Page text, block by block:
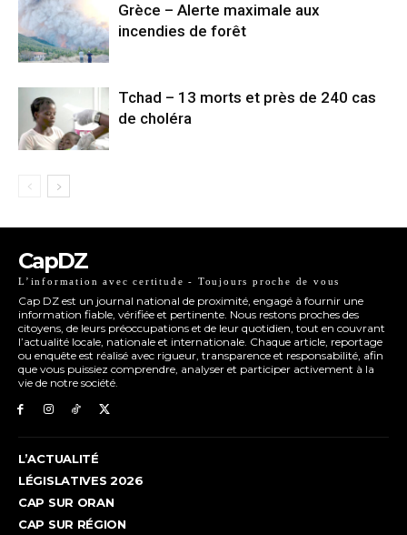
Grèce – Alerte maximale aux
incendies de forêt
Tchad – 13 morts et près de 240 cas
de choléra
CapDZ
L’information avec certitude - Toujours proche de vous
Cap DZ est un journal national de proximité, engagé à fournir une
information fiable, vérifiée et pertinente. Nous restons proches des
citoyens, de leurs préoccupations et de leur quotidien, tout en couvrant
l’actualité locale, nationale et internationale. Chaque article, reportage
ou enquête est réalisé avec rigueur, transparence et responsabilité, afin
que vous puissiez comprendre, analyser et participer activement à la
vie de notre société.
L’ACTUALITÉ
LÉGISLATIVES 2026
CAP SUR ORAN
CAP SUR RÉGION